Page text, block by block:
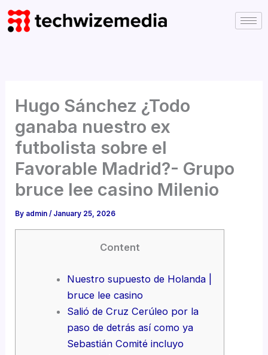
Skip
to
Hugo Sánchez ¿Todo
ganaba nuestro ex
futbolista sobre el
Favorable Madrid?- Grupo
bruce lee casino Milenio
By admin/ January 25, 2026
Content
Nuestro supuesto de Holanda |
bruce lee casino
Salió de Cruz Cerúleo por la
paso de detrás así­ como ya
Sebastián Comité incluyo